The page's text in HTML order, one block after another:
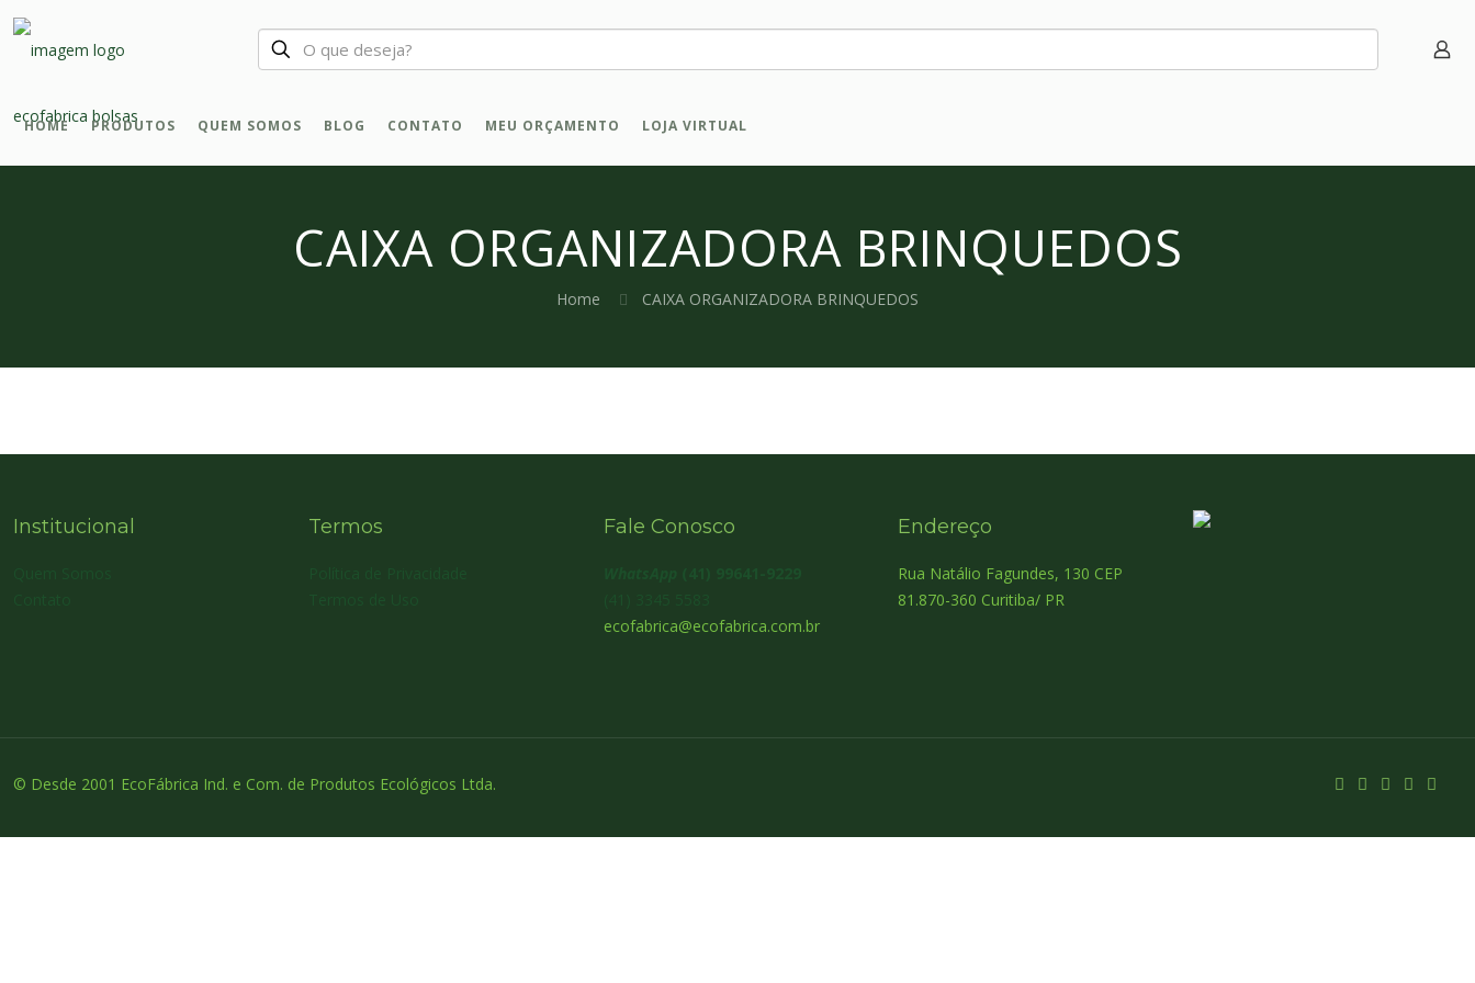
HOME PRODUTOS QUEM SOMOS BLOG CONTATO MEU ORÇAMENTO LOJA VIRTUAL
CAIXA ORGANIZADORA BRINQUEDOS
Home CAIXA ORGANIZADORA BRINQUEDOS
Institucional Termos Fale Conosco
ecofabrica@ecofabrica.com.br
Endereço
Rua Natálio Fagundes, 130 CEP
81.870-360 Curitiba/ PR
© Desde 2001 EcoFábrica Ind. e Com. de Produtos Ecológicos Ltda.